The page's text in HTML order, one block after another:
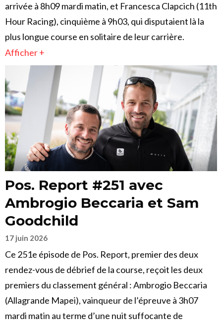
arrivée à 8h09 mardi matin, et Francesca Clapcich (11th
Hour Racing), cinquième à 9h03, qui disputaient là la
plus longue course en solitaire de leur carrière.
Afficher +
Pos. Report #251 avec
Ambrogio Beccaria et Sam
Goodchild
17 juin 2026
Ce 251e épisode de Pos. Report, premier des deux
rendez-vous de débrief de la course, reçoit les deux
premiers du classement général : Ambrogio Beccaria
(Allagrande Mapei), vainqueur de l’épreuve à 3h07
mardi matin au terme d’une nuit suffocante de